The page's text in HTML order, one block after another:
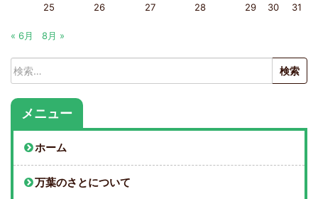
25 26 27 28 29 30 31
« 6月 8月 »
検
索:
メニュー
ホーム
万葉のさとについて